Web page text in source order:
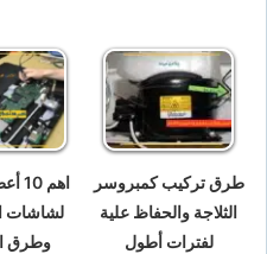
طرق تركيب كمبروسر
الثلاجة والحفاظ علية
لفترات أطول
اهم
لشاشات
وطرق